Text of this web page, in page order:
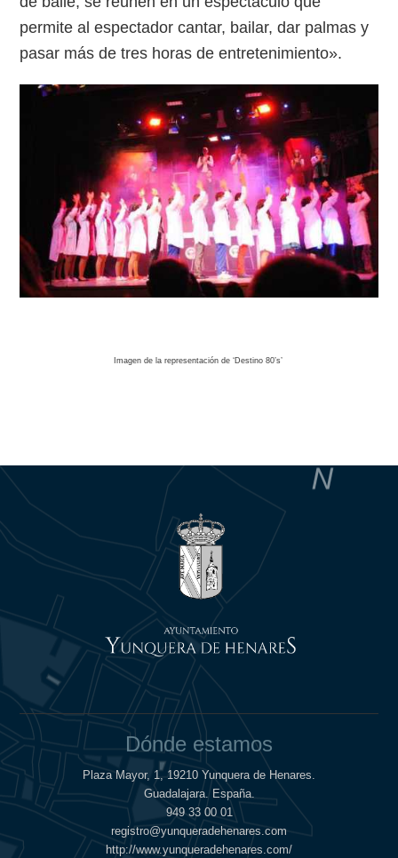
permite al espectador cantar, bailar, dar palmas y
pasar más de tres horas de entretenimiento».
Imagen de la representación de ‘Destino 80’s’
Dónde estamos
Plaza Mayor, 1, 19210 Yunquera de Henares.
Guadalajara. España.
949 33 00 01
registro@yunqueradehenares.com
http://www.yunqueradehenares.com/